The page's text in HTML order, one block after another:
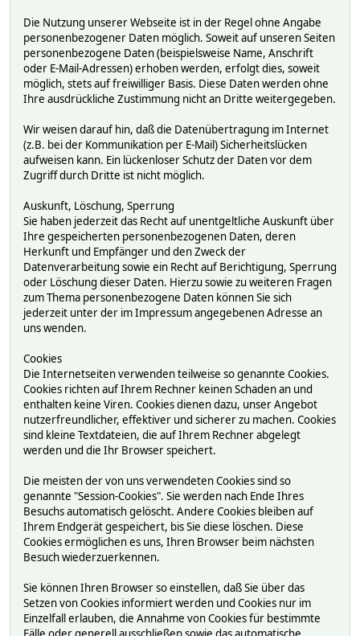
Die Nutzung unserer Webseite ist in der Regel ohne Angabe
personenbezogener Daten möglich. Soweit auf unseren Seiten
personenbezogene Daten (beispielsweise Name, Anschrift
oder E-Mail-Adressen) erhoben werden, erfolgt dies, soweit
möglich, stets auf freiwilliger Basis. Diese Daten werden ohne
Ihre ausdrückliche Zustimmung nicht an Dritte weitergegeben.
Wir weisen darauf hin, daß die Datenübertragung im Internet
(z.B. bei der Kommunikation per E-Mail) Sicherheitslücken
aufweisen kann. Ein lückenloser Schutz der Daten vor dem
Zugriff durch Dritte ist nicht möglich.
Auskunft, Löschung, Sperrung
Sie haben jederzeit das Recht auf unentgeltliche Auskunft über
Ihre gespeicherten personenbezogenen Daten, deren
Herkunft und Empfänger und den Zweck der
Datenverarbeitung sowie ein Recht auf Berichtigung, Sperrung
oder Löschung dieser Daten. Hierzu sowie zu weiteren Fragen
zum Thema personenbezogene Daten können Sie sich
jederzeit unter der im Impressum angegebenen Adresse an
uns wenden.
Cookies
Die Internetseiten verwenden teilweise so genannte Cookies.
Cookies richten auf Ihrem Rechner keinen Schaden an und
enthalten keine Viren. Cookies dienen dazu, unser Angebot
nutzerfreundlicher, effektiver und sicherer zu machen. Cookies
sind kleine Textdateien, die auf Ihrem Rechner abgelegt
werden und die Ihr Browser speichert.
Die meisten der von uns verwendeten Cookies sind so
genannte "Session-Cookies". Sie werden nach Ende Ihres
Besuchs automatisch gelöscht. Andere Cookies bleiben auf
Ihrem Endgerät gespeichert, bis Sie diese löschen. Diese
Cookies ermöglichen es uns, Ihren Browser beim nächsten
Besuch wiederzuerkennen.
Sie können Ihren Browser so einstellen, daß Sie über das
Setzen von Cookies informiert werden und Cookies nur im
Einzelfall erlauben, die Annahme von Cookies für bestimmte